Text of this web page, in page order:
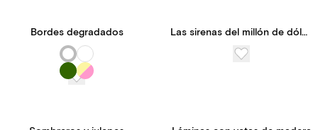
Bordes degradados Las sirenas del millón de dólares